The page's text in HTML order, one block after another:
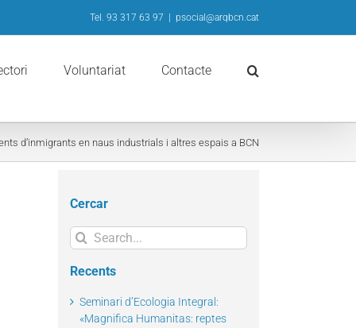
Tel. 93 317 63 97 psocial@arqbcn.cat
Voluntariat Contacte
d’inmigrants en naus industrials i altres espais a BCN
Cercar
Search
for:
Recents
Seminari d’Ecologia Integral:
«Magnifica Humanitas: reptes